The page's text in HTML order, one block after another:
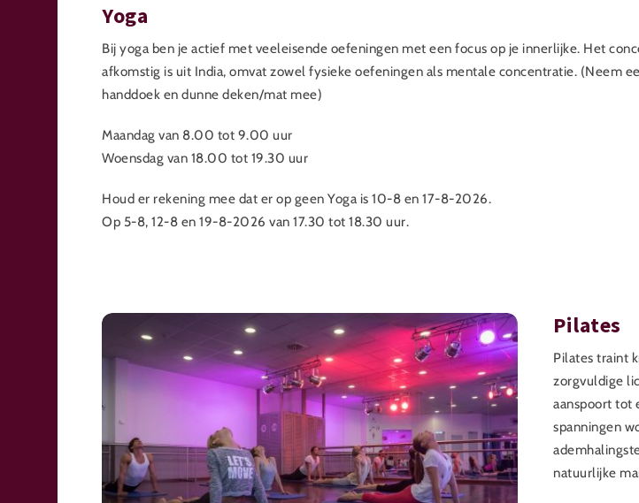
Yoga
Bij yoga ben je actief met veeleisende oefeningen met een focus op je innerlijke. Het
afkomstig is uit India, omvat zowel fysieke oefeningen als mentale concentratie. (Neem
handdoek en dunne deken/mat mee)
Maandag van 8.00 tot 9.00 uur
Woensdag van 18.00 tot 19.30 uur
Houd er rekening mee dat er op geen Yoga is 10-8 en 17-8-2026.
Op 5-8, 12-8 en 19-8-2026 van 17.30 tot 18.30 uur.
Pilates
Pilates traint
zorgvuldige
aanspoort tot
spanningen
natuurlijke